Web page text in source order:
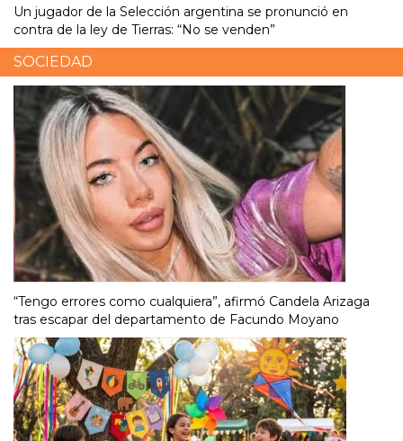
Un jugador de la Selección argentina se pronunció en
contra de la ley de Tierras: “No se venden”
SOCIEDAD
“Tengo errores como cualquiera”, afirmó Candela Arizaga
tras escapar del departamento de Facundo Moyano